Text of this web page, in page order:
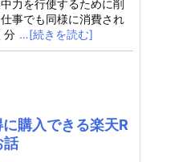
力を行使するために削
事でも同様に消費され
分 …[続きを読む]
購入できる楽天R
話